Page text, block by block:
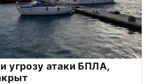
угрозу атаки БПЛА,